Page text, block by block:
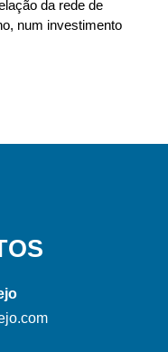
da rede de
num investimento